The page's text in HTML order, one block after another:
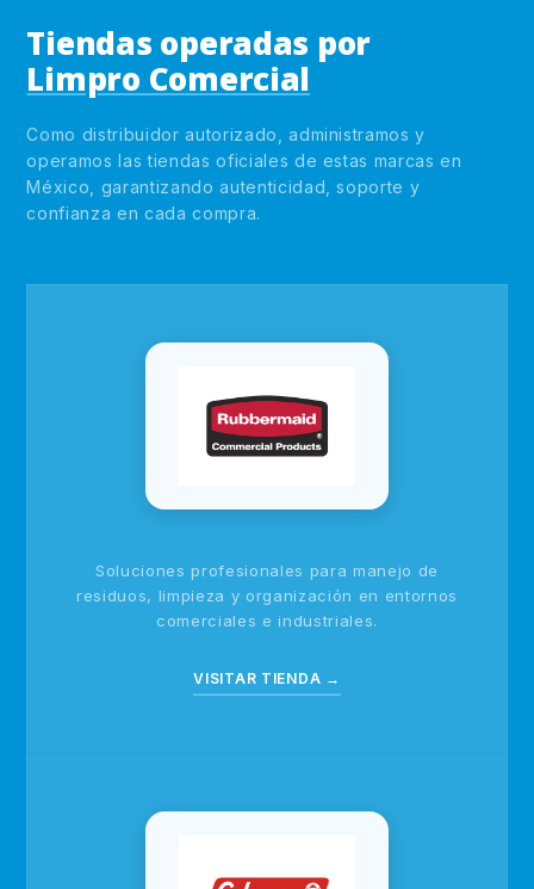
Tiendas operadas por
Limpro Comercial
Como distribuidor autorizado, administramos y
operamos las tiendas oficiales de estas marcas en
México, garantizando autenticidad, soporte y
confianza en cada compra.
Soluciones profesionales para manejo de
residuos, limpieza y organización en entornos
comerciales e industriales.
VISITAR TIENDA →